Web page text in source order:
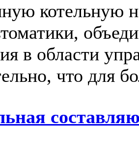
котельную
в области
что для